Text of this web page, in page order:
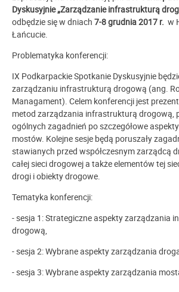
Dyskusyjnie „Zarządzanie infrastrukturą
odbędzie się w dniach 7-8 grudnia 2017 r. w
Łańcucie.
Problematyka konferencji:
IX Podkarpackie Spotkanie Dyskusyjnie
zarządzaniu infrastrukturą drogową (ang.
Managament). Celem konferencji jest
metod zarządzania infrastrukturą drogową,
ogólnych zagadnień po szczegółowe
mostów. Kolejne sesje będą poruszały
stawianych przed współczesnym zarządcą
całej sieci drogowej a także elementów tej
drogi i obiekty drogowe.
Tematyka konferencji:
- sesja 1: Strategiczne aspekty zarządzania
drogową,
- sesja 2: Wybrane aspekty zarządzania
- sesja 3: Wybrane aspekty zarządzania